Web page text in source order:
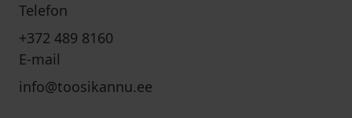
Telefon
+372 489 8160
E-mail
info@toosikannu.ee